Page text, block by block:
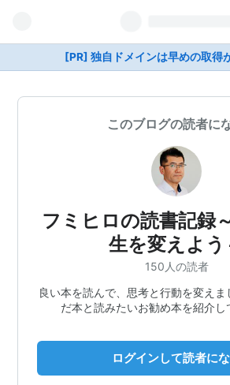
[PR] 独自ドメインは早めの取得
このブログの読者に
フミヒロの読書記録
生を変えよう
150人の読者
良い本を読んで、思考と行動を変え
だ本と読みたいお勧め本を紹介し
ログインして読者に